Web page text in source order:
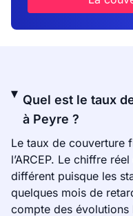
Quel est le taux
à Peyre ?
Le taux de couverture
l’ARCEP. Le chiffre
différent puisque les
quelques mois de
compte des évolutions